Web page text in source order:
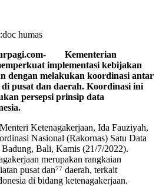
humas
Kementerian
implementasi kebijakan
dengan melakukan koordinasi antar
pusat dan daerah. Koordinasi ini
persepsi prinsip data
Ketenagakerjaan, Ida Fauziyah,
Nasional (Rakornas) Satu Data
Bali, Kamis (21/7/2022).
merupakan rangkaian
pusat dan⁷⁷ daerah, terkait
di bidang ketenagakerjaan.